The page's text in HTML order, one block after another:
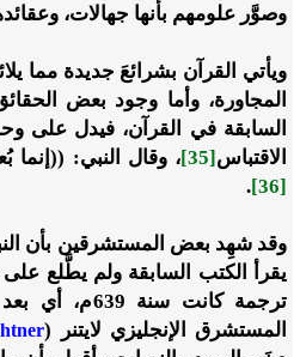
وصوَّر علومهم بأنها جهالات،
ويأتي القرآن بشرائعَ جديدة مما
المجاورة، وأما وجود بعض
السابقة في القرآن، فيدل على
الاقتباس[35]
، وقال النبي: ((إنما
[36]
.
وقد شهِد بعض المستشرقين بأن
يقرأ الكتب السابقة ولم يطَّلع
ترجمة كانت
المستشرق الإنجليزي لايتنر (